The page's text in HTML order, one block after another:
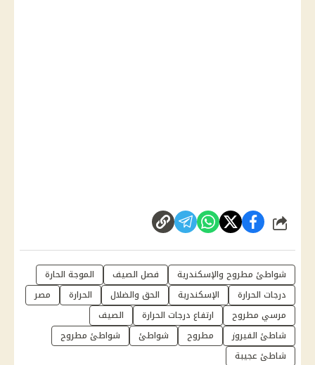
شارك
شواطئ مطروح والإسكندرية فصل الصيف
الموجة الحارة
درجات الحرارة
الإسكندرية الحق والضلال الحرارة
مصر
مرسي مطروح
ارتفاع درجات الحرارة
الصيف
شاطئ الفيروز
مطروح شواطئ
شواطئ مطروح
شاطئ عجيبة